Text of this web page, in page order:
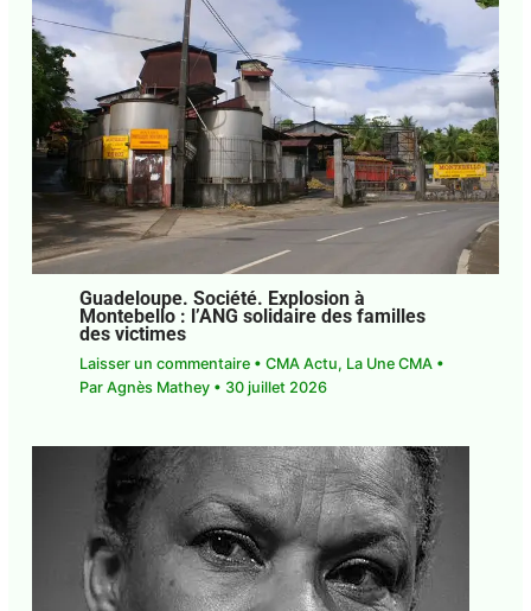
Guadeloupe. Société. Explosion à
Montebello : l’ANG solidaire des familles
des victimes
Laisser un commentaire
• ParAgnès Mathey•30 juillet 2026